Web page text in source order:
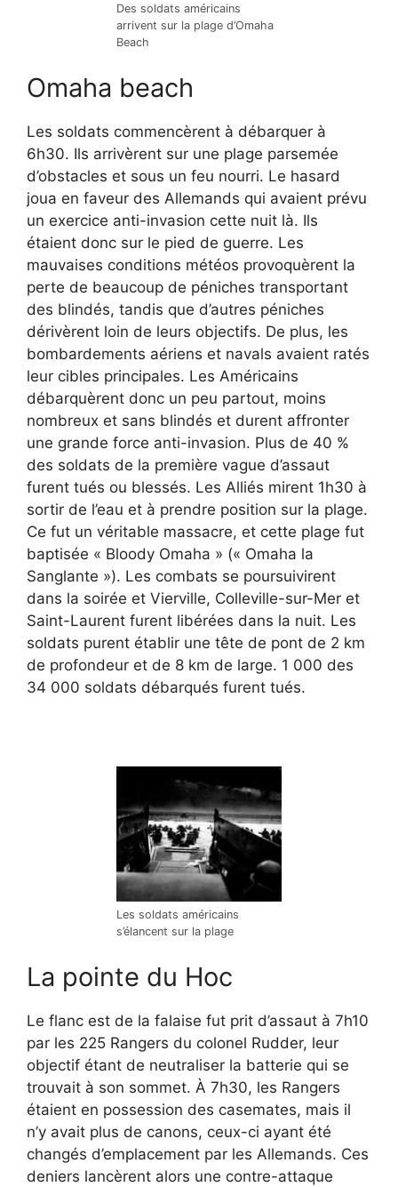
Des soldats américains
arrivent sur la plage d’Omaha
Beach
Omaha beach
Les soldats commencèrent à débarquer à
6h30. Ils arrivèrent sur une plage parsemée
d’obstacles et sous un feu nourri. Le hasard
joua en faveur des Allemands qui avaient prévu
un exercice anti-invasion cette nuit là. Ils
étaient donc sur le pied de guerre. Les
mauvaises conditions météos provoquèrent la
perte de beaucoup de péniches transportant
des blindés, tandis que d’autres péniches
dérivèrent loin de leurs objectifs. De plus, les
bombardements aériens et navals avaient ratés
leur cibles principales. Les Américains
débarquèrent donc un peu partout, moins
nombreux et sans blindés et durent affronter
une grande force anti-invasion. Plus de 40 %
des soldats de la première vague d’assaut
furent tués ou blessés. Les Alliés mirent 1h30 à
sortir de l’eau et à prendre position sur la plage.
Ce fut un véritable massacre, et cette plage fut
baptisée « Bloody Omaha » (« Omaha la
Sanglante »). Les combats se poursuivirent
dans la soirée et Vierville, Colleville-sur-Mer et
Saint-Laurent furent libérées dans la nuit. Les
soldats purent établir une tête de pont de 2 km
de profondeur et de 8 km de large. 1 000 des
34 000 soldats débarqués furent tués.
Les soldats américains
s’élancent sur la plage
La pointe du Hoc
Le flanc est de la falaise fut prit d’assaut à 7h10
par les 225 Rangers du colonel Rudder, leur
objectif étant de neutraliser la batterie qui se
trouvait à son sommet. À 7h30, les Rangers
étaient en possession des casemates, mais il
n’y avait plus de canons, ceux-ci ayant été
changés d’emplacement par les Allemands. Ces
deniers lancèrent alors une contre-attaque